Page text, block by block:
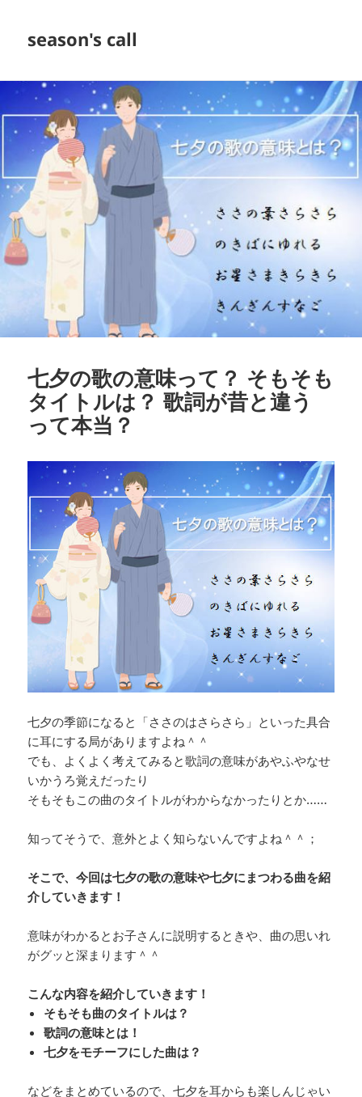
season's call
七夕の歌の意味って？ そもそも
タイトルは？ 歌詞が昔と違う
って本当？
七夕の季節になると「ささのはさらさら」といった具合
に耳にする局がありますよね＾＾
でも、よくよく考えてみると歌詞の意味があやふやなせ
いかうろ覚えだったり
そもそもこの曲のタイトルがわからなかったりとか……
知ってそうで、意外とよく知らないんですよね＾＾；
そこで、今回は七夕の歌の意味や七夕にまつわる曲を紹
介していきます！
意味がわかるとお子さんに説明するときや、曲の思いれ
がグッと深まります＾＾
こんな内容を紹介していきます！
そもそも曲のタイトルは？
歌詞の意味とは！
七夕をモチーフにした曲は？
などをまとめているので、七夕を耳からも楽しんじゃい